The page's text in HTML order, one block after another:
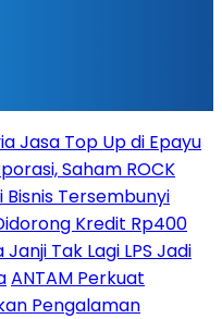
Jasa Top Up di Epayu
Saham ROCK
Bisnis Tersembunyi
Kredit Rp400
Tak Lagi LPS Jadi
ANTAM Perkuat
Pengalaman